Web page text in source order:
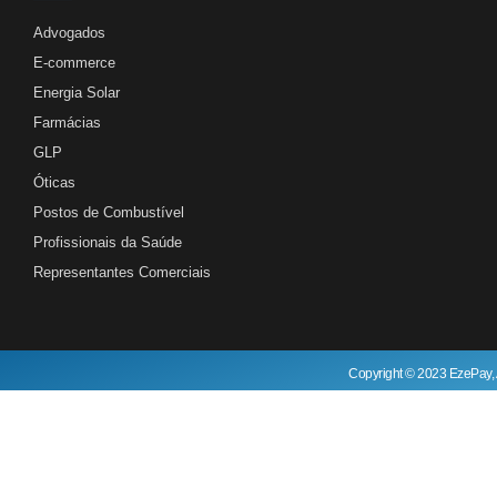
Advogados
E-commerce
Energia Solar
Farmácias
GLP
Óticas
Postos de Combustível
Profissionais da Saúde
Representantes Comerciais
Copyright © 2023